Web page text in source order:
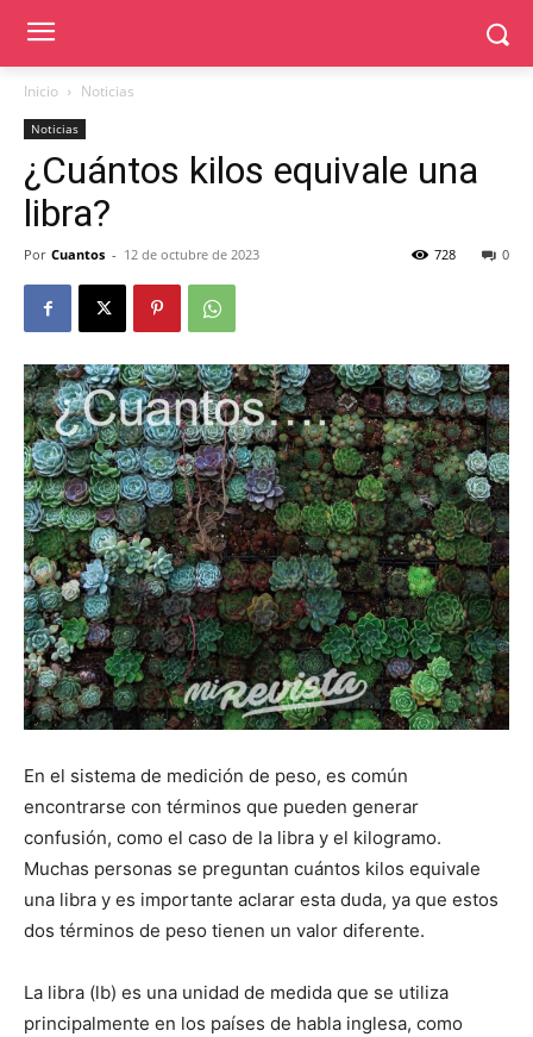
Inicio Noticias
Noticias
¿Cuántos kilos equivale una
libra?
Por Cuantos - 12 de octubre de 2023 0
728
En el sistema de medición de peso, es común
encontrarse con términos que pueden generar
confusión, como el caso de la libra y el kilogramo.
Muchas personas se preguntan cuántos kilos equivale
una libra y es importante aclarar esta duda, ya que estos
dos términos de peso tienen un valor diferente.
La libra (lb) es una unidad de medida que se utiliza
principalmente en los países de habla inglesa, como